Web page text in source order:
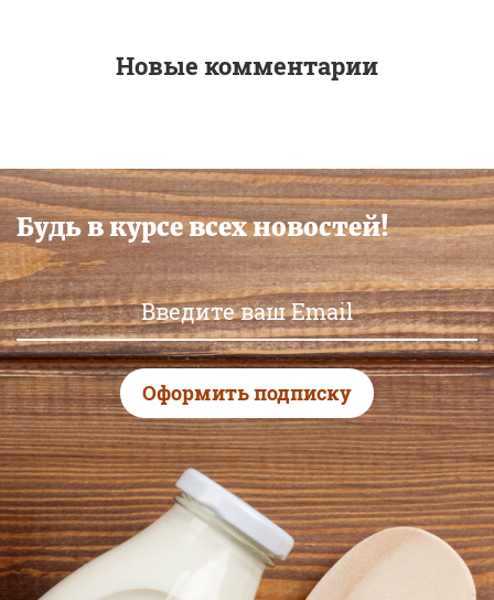
Новые комментарии
Будь в курсе всех новостей!
Оформить подписку